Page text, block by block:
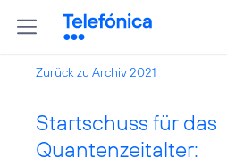
Zurück zu Archiv 2021
Startschuss für das
Quantenzeitalter: